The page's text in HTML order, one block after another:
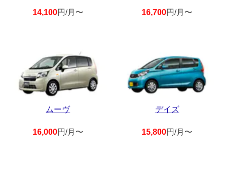
14,100円/月〜 16,700円/月〜
ムーヴ
16,000円/月〜
デイズ
15,800円/月〜